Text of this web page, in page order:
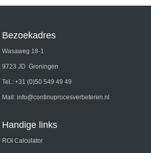
Bezoekadres
Wasaweg 18-1
9723 JD Groningen
Tel.:+31 (0)50 549 49 49
Mail:info@continuprocesverbeteren.nl
Handige links
ROI Calculator